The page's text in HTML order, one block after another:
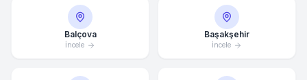
Balçova
İncele
Başakşehir
İncele